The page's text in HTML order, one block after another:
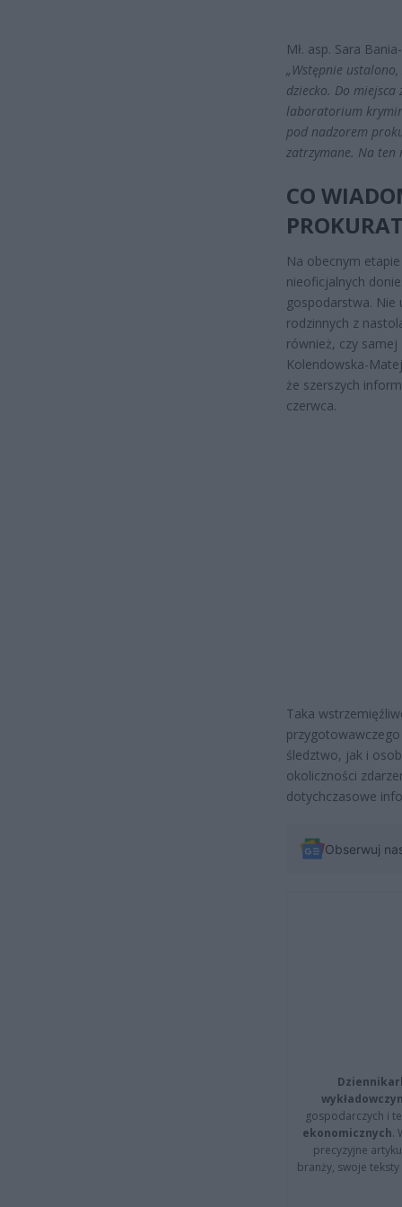
Mł. asp. Sara
„Wstępnie
dziecko. Do
laboratorium
pod nadzorem
zatrzymane. Na ten
CO
Na obecnym
nieoficjalnych
gospodarstwa.
rodzinnych z
również, czy
Kolendowska-
że szerszych
czerwca.
Taka
śledztwo, jak i
okoliczności
dotychczasowe
Obserwuj
gospodarczych i
ekonomicznych.
precyzyjne
branży, swoje